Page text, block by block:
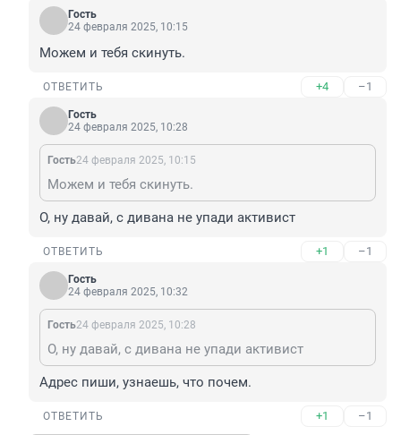
Гость
24 февраля 2025, 10:15
Можем и тебя скинуть.
ОТВЕТИТЬ +4 –1
Гость
24 февраля 2025, 10:28
Гость24 февраля 2025, 10:15
Можем и тебя скинуть.
О, ну давай, с дивана не упади активист
ОТВЕТИТЬ +1 –1
Гость
24 февраля 2025, 10:32
Гость24 февраля 2025, 10:28
О, ну давай, с дивана не упади активист
Адрес пиши, узнаешь, что почем.
ОТВЕТИТЬ +1 –1